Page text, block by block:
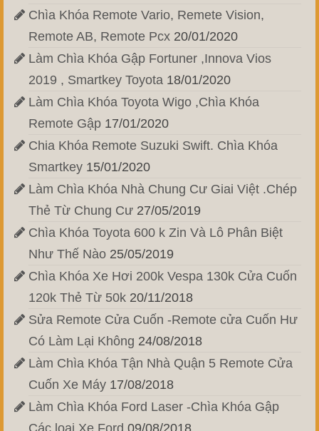
Chìa Khóa Remote Vario, Remete Vision,
Remote AB, Remote Pcx 20/01/2020
Làm Chìa Khóa Gập Fortuner ,Innova Vios
2019 , Smartkey Toyota 18/01/2020
Làm Chìa Khóa Toyota Wigo ,Chìa Khóa
Remote Gập 17/01/2020
Chia Khóa Remote Suzuki Swift. Chìa Khóa
Smartkey 15/01/2020
Làm Chìa Khóa Nhà Chung Cư Giai Việt .Chép
Thẻ Từ Chung Cư 27/05/2019
Chìa Khóa Toyota 600 k Zin Và Lô Phân Biệt
Như Thế Nào 25/05/2019
Chìa Khóa Xe Hơi 200k Vespa 130k Cửa Cuốn
120k Thẻ Từ 50k 20/11/2018
Sửa Remote Cửa Cuốn -Remote cửa Cuốn Hư
Có Làm Lại Không 24/08/2018
Làm Chìa Khóa Tận Nhà Quận 5 Remote Cửa
Cuốn Xe Máy 17/08/2018
Làm Chìa Khóa Ford Laser -Chìa Khóa Gập